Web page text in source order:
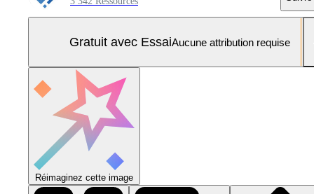
Gratuit avec EssaiAucune attribution requise
Réimaginez cette image